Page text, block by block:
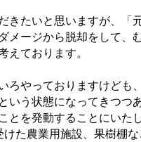
たいと思いますが、「
メージから脱却をして、
えております。
やっておりますけども
いう状態になってきつつ
とを発動することにいた
た農業用施設、果樹棚